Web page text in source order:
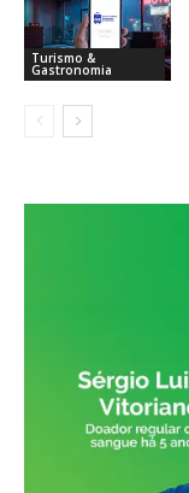
Turismo &
Gastronomia